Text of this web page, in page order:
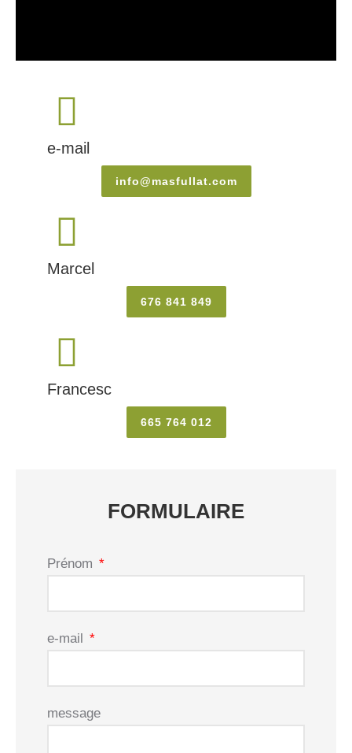
e-mail
info@masfullat.com
Marcel
676 841 849
Francesc
665 764 012
FORMULAIRE
Prénom
e-mail
message